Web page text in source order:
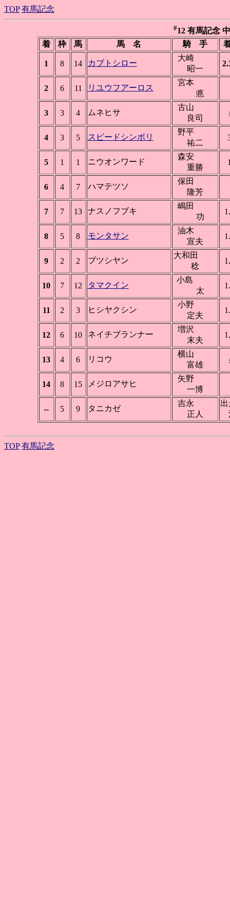
TOP 有馬記念
#12 有馬記念
着
枠 馬 馬 名 騎 手
1 8 14 カブトシロー
大崎
昭一
2 6 11 リユウフアーロス
宮本
悳
3 3 4 ムネヒサ
古山
良司
4 3 5 スピードシンボリ
野平
祐二
5 1 1 ニウオンワード
森安
重勝
6 4 7 ハマテツソ
保田
隆芳
7 7 13 ナスノフブキ
嶋田
功
8 5 8 モンタサン
油木
宣夫
9 2 2 ブツシヤン
大和田
稔
10 7 12 タマクイン
小島
太
11 2 3 ヒシヤクシン
小野
定夫
12 6 10 ネイチブランナー
増沢
末夫
13 4 6 リコウ
横山
富雄
14 8 15 メジロアサヒ
矢野
一博
-- 5 9 タニカゼ
吉永
正人
TOP 有馬記念